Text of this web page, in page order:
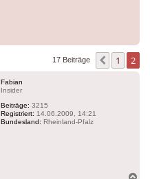
17 Beiträge 1 2
Fabian
Insider
Beiträge: 3215
Registriert: 14.06.2009, 14:21
Bundesland: Rheinland-Pfalz